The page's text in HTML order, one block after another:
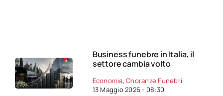
Business funebre in Italia, il
settore cambia volto
Economia,Onoranze Funebri
13 Maggio 2026 - 08:30